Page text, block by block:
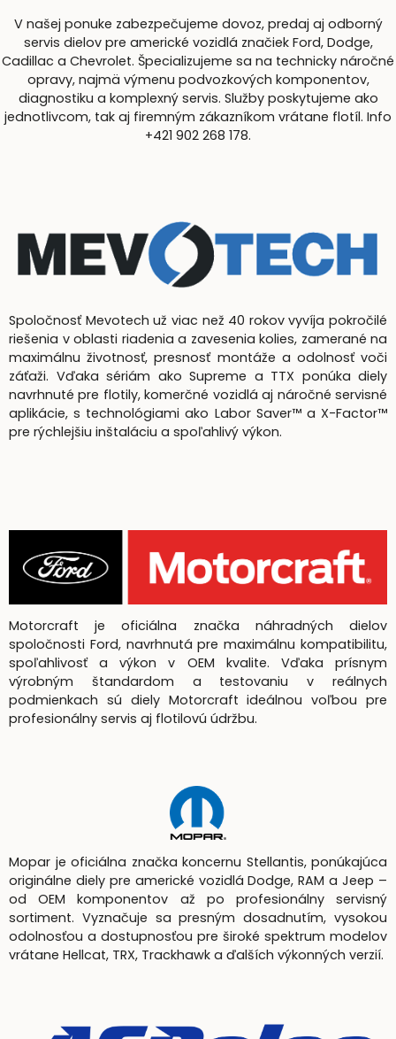
V našej ponuke zabezpečujeme dovoz, predaj aj odborný
servis dielov pre americké vozidlá značiek Ford, Dodge,
Cadillac a Chevrolet. Špecializujeme sa na technicky náročné
opravy, najmä výmenu podvozkových komponentov,
diagnostiku a komplexný servis. Služby poskytujeme ako
jednotlivcom, tak aj firemným zákazníkom vrátane flotíl. Info
+421 902 268 178.
Spoločnosť Mevotech už viac než 40 rokov vyvíja pokročilé
riešenia v oblasti riadenia a zavesenia kolies, zamerané na
maximálnu životnosť, presnosť montáže a odolnosť voči
záťaži. Vďaka sériám ako Supreme a TTX ponúka diely
navrhnuté pre flotily, komerčné vozidlá aj náročné servisné
aplikácie, s technológiami ako Labor Saver™ a X-Factor™
pre rýchlejšiu inštaláciu a spoľahlivý výkon.
Motorcraft je oficiálna značka náhradných dielov
spoločnosti Ford, navrhnutá pre maximálnu kompatibilitu,
spoľahlivosť a výkon v OEM kvalite. Vďaka prísnym
výrobným štandardom a testovaniu v reálnych
podmienkach sú diely Motorcraft ideálnou voľbou pre
profesionálny servis aj flotilovú údržbu.
Mopar je oficiálna značka koncernu Stellantis, ponúkajúca
originálne diely pre americké vozidlá Dodge, RAM a Jeep –
od OEM komponentov až po profesionálny servisný
sortiment. Vyznačuje sa presným dosadnutím, vysokou
odolnosťou a dostupnosťou pre široké spektrum modelov
vrátane Hellcat, TRX, Trackhawk a ďalších výkonných verzií.